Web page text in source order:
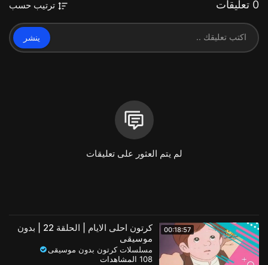
0 تعليقات ترتيب حسب
ينشر
لم يتم العثور على تعليقات
00:18:57
كرتون احلى الايام | الحلقة 22 | بدون
موسيقى
مسلسلات كرتون بدون موسيقى
108 المشاهدات